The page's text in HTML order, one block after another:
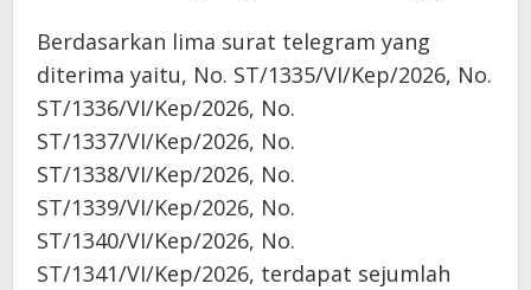
Berdasarkan lima surat telegram yang
diterima yaitu, No. ST/1335/VI/Kep/2026, No.
ST/1336/VI/Kep/2026, No.
ST/1337/VI/Kep/2026, No.
ST/1338/VI/Kep/2026, No.
ST/1339/VI/Kep/2026, No.
ST/1340/VI/Kep/2026, No.
ST/1341/VI/Kep/2026, terdapat sejumlah